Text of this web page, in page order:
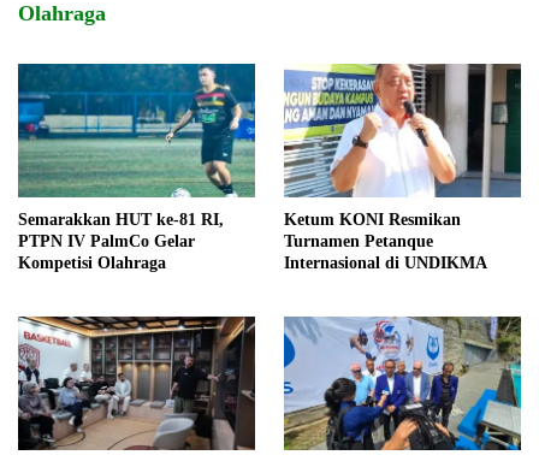
Olahraga
Semarakkan HUT ke-81 RI,
PTPN IV PalmCo Gelar
Kompetisi Olahraga
Ketum KONI Resmikan
Turnamen Petanque
Internasional di UNDIKMA